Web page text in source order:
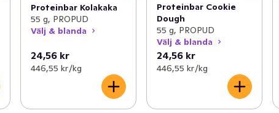
Proteinbar Kolakaka
55 g, PROPUD
Välj & blanda
24,56 kr
446,55 kr /kg
Proteinbar Cookie
Dough
55 g, PROPUD
Välj & blanda
24,56 kr
446,55 kr /kg